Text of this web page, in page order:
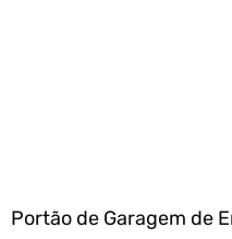
Portão de Garagem de